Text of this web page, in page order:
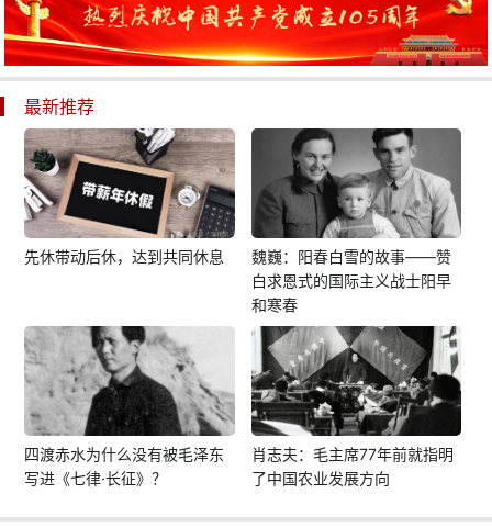
最新推荐
先休带动后休，达到共同休息
魏巍：阳春白雪的故事——赞
白求恩式的国际主义战士阳早
和寒春
四渡赤水为什么没有被毛泽东
写进《七律·长征》？
肖志夫：毛主席77年前就指明
了中国农业发展方向